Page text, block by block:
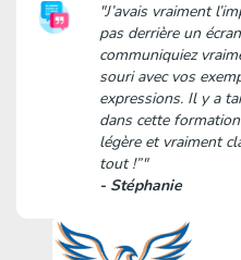
"J’avais vraiment
pas derrière un
communiquiez
souri avec vos
expressions. Il y a
dans cette
légère et vraiment
tout !”"
- Stéphanie